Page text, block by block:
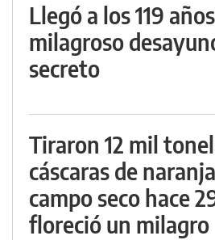
Llegó a los 119
milagroso
secreto
Tiraron 12 mil
cáscaras de
campo seco hace
floreció un milagro